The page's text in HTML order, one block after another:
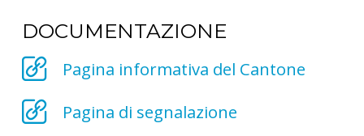
DOCUMENTAZIONE
Pagina informativa del Cantone
Pagina di segnalazione